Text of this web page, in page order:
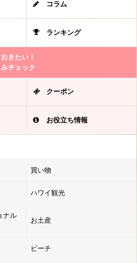
コラム
ランキング
きたい！
チェック
クーポン
お役立ち情報
買い物
ハワイ観光
ナル
お土産
ビーチ